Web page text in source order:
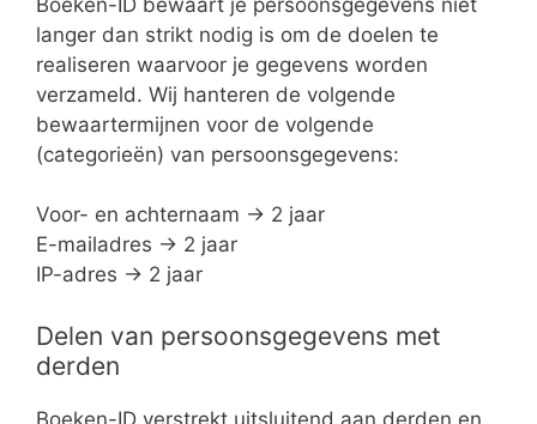
langer dan strikt nodig is om de doelen te
realiseren waarvoor je gegevens worden
verzameld. Wij hanteren de volgende
bewaartermijnen voor de volgende
(categorieën) van persoonsgegevens:
Voor- en achternaam -> 2 jaar
E-mailadres -> 2 jaar
IP-adres -> 2 jaar
Delen van persoonsgegevens met
derden
Boeken-ID verstrekt uitsluitend aan derden en